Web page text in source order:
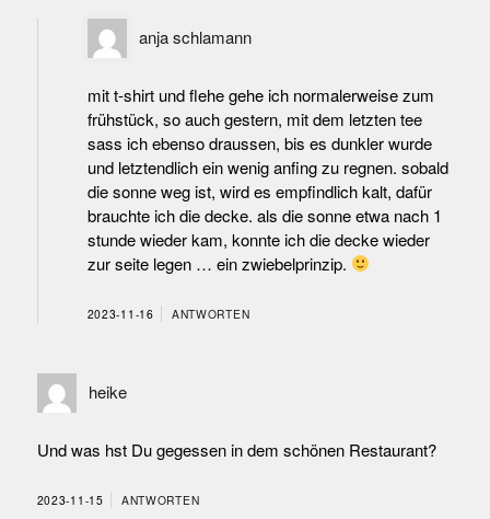
anja schlamann
mit t-shirt und flehe gehe ich normalerweise zum
frühstück, so auch gestern, mit dem letzten tee
sass ich ebenso draussen, bis es dunkler wurde
und letztendlich ein wenig anfing zu regnen. sobald
die sonne weg ist, wird es empfindlich kalt, dafür
brauchte ich die decke. als die sonne etwa nach 1
stunde wieder kam, konnte ich die decke wieder
zur seite legen … ein zwiebelprinzip.
2023-11-16 ANTWORTEN
heike
Und was hst Du gegessen in dem schönen Restaurant?
2023-11-15 ANTWORTEN